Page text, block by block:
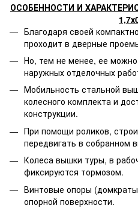
ОСОБЕННОСТИ И
Благодаря своей
проходит в дверные
Но, тем не менее, ее
наружных отделочных
Мобильность стальной
колесного комплекта и
конструкции.
При помощи роликов,
передвигать в собранном
Колеса вышки туры, в
фиксируются тормозом.
Винтовые опоры
опорной поверхности.